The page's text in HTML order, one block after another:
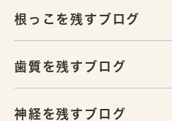
根っこを残すブログ
歯質を残すブログ
神経を残すブログ